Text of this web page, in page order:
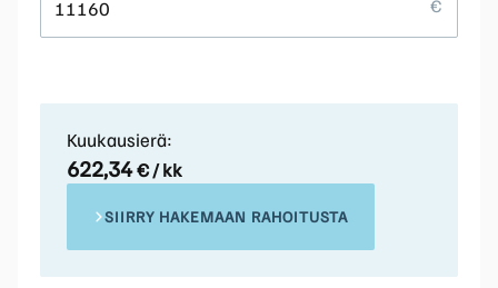
Kuukausierä:
622,34€ / kk
SIIRRY HAKEMAAN RAHOITUSTA